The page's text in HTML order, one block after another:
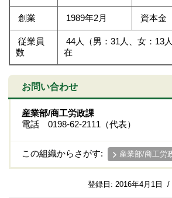
創業 1989年2月 資本金
従業員
数
44人（男：31人、女：13
在
お問い合わせ
産業部/商工労政課
電話 0198-62-2111（代表）
この組織からさがす: 産業部/商工労
登録日: 2016年4月1日 /